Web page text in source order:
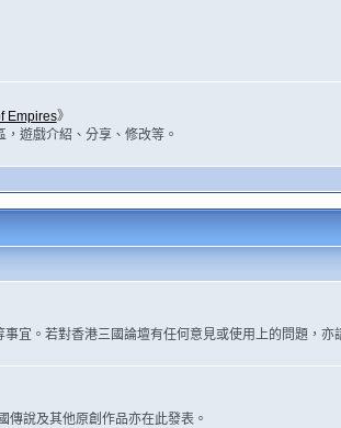
Empires》
遊戲介紹、分享、修改等。
宜。若對香港三國論壇有任何意見或使用上的問題，亦
說及其他原創作品亦在此發表。